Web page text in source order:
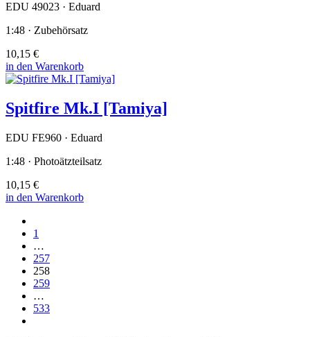
EDU 49023 · Eduard
1:48 · Zubehörsatz
10,15 €
in den Warenkorb
Spitfire Mk.I [Tamiya]
EDU FE960 · Eduard
1:48 · Photoätzteilsatz
10,15 €
in den Warenkorb
1
…
257
258
259
…
533